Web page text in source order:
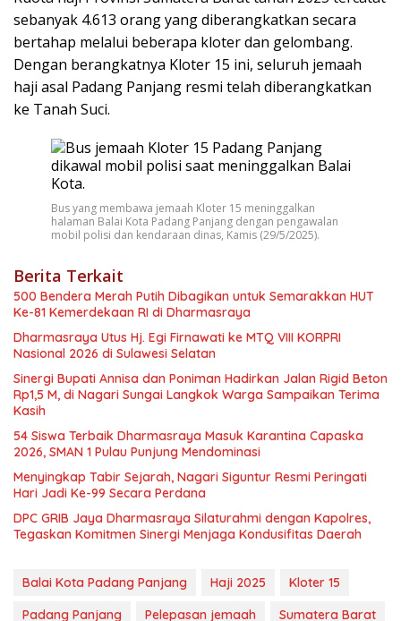
sebanyak 4.613 orang yang diberangkatkan secara
bertahap melalui beberapa kloter dan gelombang.
Dengan berangkatnya Kloter 15 ini, seluruh jemaah
haji asal Padang Panjang resmi telah diberangkatkan
ke Tanah Suci.
Bus yang membawa jemaah Kloter 15 meninggalkan
halaman Balai Kota Padang Panjang dengan pengawalan
mobil polisi dan kendaraan dinas, Kamis (29/5/2025).
Berita Terkait
500 Bendera Merah Putih Dibagikan untuk Semarakkan HUT
Ke-81 Kemerdekaan RI di Dharmasraya
Dharmasraya Utus Hj. Egi Firnawati ke MTQ VIII KORPRI
Nasional 2026 di Sulawesi Selatan
Sinergi Bupati Annisa dan Poniman Hadirkan Jalan Rigid Beton
Rp1,5 M, di Nagari Sungai Langkok Warga Sampaikan Terima
Kasih
54 Siswa Terbaik Dharmasraya Masuk Karantina Capaska
2026, SMAN 1 Pulau Punjung Mendominasi
Menyingkap Tabir Sejarah, Nagari Siguntur Resmi Peringati
Hari Jadi Ke-99 Secara Perdana
DPC GRIB Jaya Dharmasraya Silaturahmi dengan Kapolres,
Tegaskan Komitmen Sinergi Menjaga Kondusifitas Daerah
Balai Kota Padang Panjang Haji 2025
Kloter 15
Padang Panjang
Pelepasan jemaah Sumatera Barat